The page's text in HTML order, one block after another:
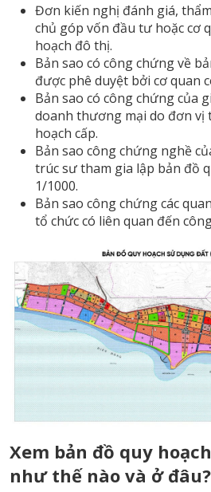
Đơn kiến nghị đánh giá,
chủ góp vốn đầu tư hoặc cơ
hoạch đô thị.
Bản sao có công chứng về
được phê duyệt bởi cơ quan
Bản sao có công chứng của
doanh thương mại do đơn vị
hoạch cấp.
Bản sao công chứng nghề
trúc sư tham gia lập bản đồ
1/1000.
Bản sao công chứng các
tổ chức có liên quan đến
Xem bản đồ quy
như thế nào và ở đâu?